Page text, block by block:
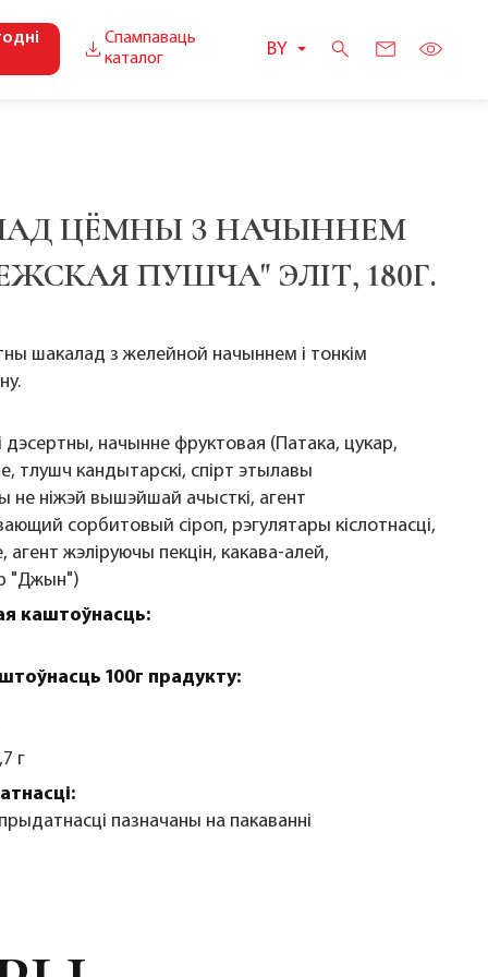
Спампаваць
каталог
BY
ЦЁМНЫ З НАЧЫННЕМ
ПУШЧА" ЭЛІТ, 180Г.
шакалад з желейной начыннем і тонкім
дэсертны, начынне фруктовая (Патака, цукар,
тлушч кандытарскі, спірт этылавы
не ніжэй вышэйшай ачысткі, агент
сорбитовый сіроп, рэгулятары кіслотнасці,
агент жэліруючы пекцін, какава-алей,
"Джын")
каштоўнасць:
100г прадукту:
г
пазначаны на пакаванні